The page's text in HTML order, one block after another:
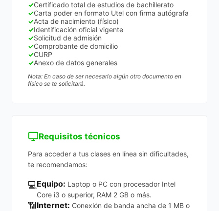
✓Certificado total de estudios de bachillerato
✓Carta poder en formato Utel con firma autógrafa
✓Acta de nacimiento (físico)
✓Identificación oficial vigente
✓Solicitud de admisión
✓Comprobante de domicilio
✓CURP
✓Anexo de datos generales
Nota: En caso de ser necesario algún otro documento en
físico se te solicitará.
Requisitos técnicos
Para acceder a tus clases en línea sin dificultades,
te recomendamos:
💻 Equipo: Laptop o PC con procesador Intel
Core i3 o superior, RAM 2 GB o más.
📶Internet: Conexión de banda ancha de 1 MB o